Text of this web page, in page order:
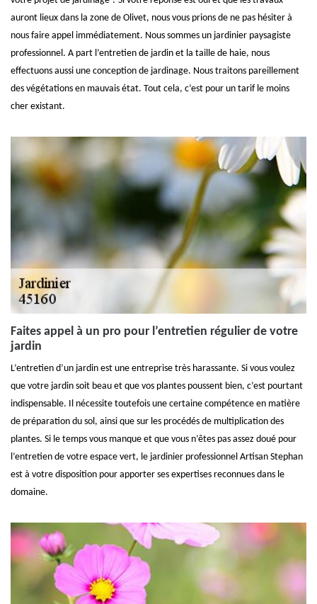
auront lieux dans la zone de Olivet, nous vous prions de ne pas hésiter à
nous faire appel immédiatement. Nous sommes un jardinier paysagiste
professionnel. A part l’entretien de jardin et la taille de haie, nous
effectuons aussi une conception de jardinage. Nous traitons pareillement
des végétations en mauvais état. Tout cela, c’est pour un tarif le moins
cher existant.
Faites appel à un pro pour l’entretien régulier de votre
jardin
L’entretien d’un jardin est une entreprise très harassante. Si vous voulez
que votre jardin soit beau et que vos plantes poussent bien, c’est pourtant
indispensable. Il nécessite toutefois une certaine compétence en matière
de préparation du sol, ainsi que sur les procédés de multiplication des
plantes. Si le temps vous manque et que vous n’êtes pas assez doué pour
l’entretien de votre espace vert, le jardinier professionnel Artisan Stephan
est à votre disposition pour apporter ses expertises reconnues dans le
domaine.